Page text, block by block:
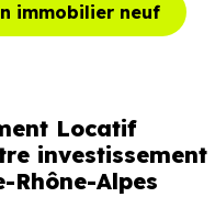
immobilier neuf
Locatif
investissement
Rhône-Alpes